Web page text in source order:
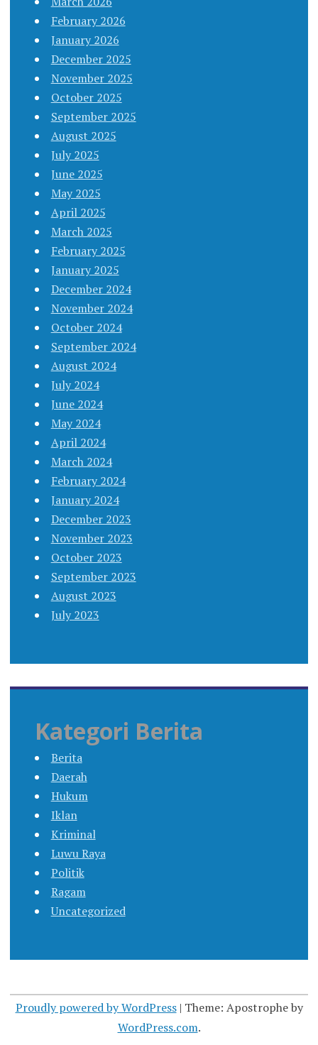
February 2026
January 2026
December 2025
November 2025
October 2025
September 2025
August 2025
July 2025
June 2025
May 2025
April 2025
March 2025
February 2025
January 2025
December 2024
November 2024
October 2024
September 2024
August 2024
July 2024
June 2024
May 2024
April 2024
March 2024
February 2024
January 2024
December 2023
November 2023
October 2023
September 2023
August 2023
July 2023
Kategori Berita
Berita
Daerah
Hukum
Iklan
Kriminal
Luwu Raya
Politik
Ragam
Uncategorized
Proudly powered by WordPress | Theme: Apostrophe by
WordPress.com.